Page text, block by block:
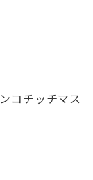
コチッチマス